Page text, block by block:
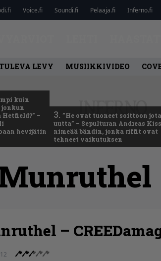
Voice.fi Soundi.fi Pelaaja.fi Inferno.fi
LEVY MUSIIKKIVIDEO
kuin
jonkun
–
hevijätin
3. ”He ovat tuoneet soittoon
uutta” – Sepulturan Andreas
nimeää bändin, jonka riffit ovat
tehneet vaikutuksen
–